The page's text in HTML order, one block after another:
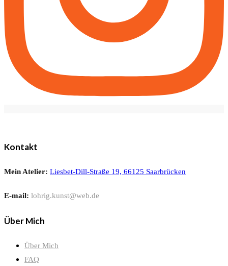
Kontakt
Mein Atelier: Liesbet-Dill-Straße 19, 66125 Saarbrücken
E-mail: lohrig.kunst@web.de
Über Mich
Über Mich
FAQ